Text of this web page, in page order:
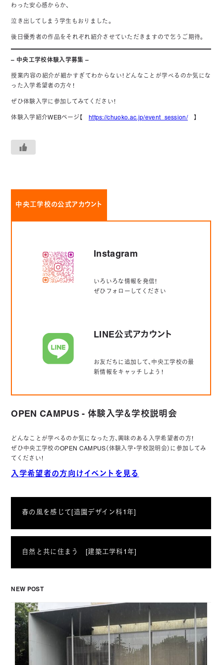
わった安心感からか、
泣き出してしまう学生もおりました。
後日優秀者の作品をそれぞれ紹介させていただきますので乞うご期待。
– 中央工学校体験入学募集 –
授業内容の紹介が細かすぎてわからない！どんなことが学べるのか気にな
った入学希望者の方々！
ぜひ体験入学に参加してみてください！
体験入学紹介WEBページ【 https://chuoko.ac.jp/event_session/ 】
中央工学校の公式アカウント
Instagram
いろいろな情報を発信！
ぜひフォローしてください
LINE公式アカウント
お友だちに追加して、中央工学校の最
新情報をキャッチしよう！
OPEN CAMPUS - 体験入学＆学校説明会
どんなことが学べるのか気になった方、興味のある入学希望者の方！
ぜひ中央工学校のOPEN CAMPUS（体験入学・学校説明会）に参加してみ
てください！
入学希望者の方向けイベントを見る
春の風を感じて[造園デザイン科1年]
自然と共に住まう [建築工学科1年]
NEW POST